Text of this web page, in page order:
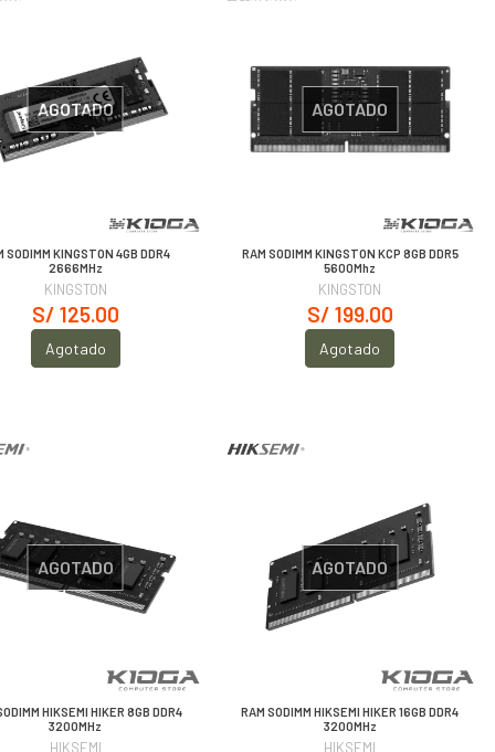
AGOTADO
SODIMM KINGSTON 4GB DDR4
2666MHz
KINGSTON
S/ 125.00
Agotado
AGOTADO
RAM SODIMM KINGSTON KCP 8GB DDR5
5600Mhz
KINGSTON
S/ 199.00
Agotado
AGOTADO
HIKSEMI HIKER 8GB DDR4
3200MHz
HIKSEMI
AGOTADO
RAM SODIMM HIKSEMI HIKER 16GB DDR4
3200MHz
HIKSEMI